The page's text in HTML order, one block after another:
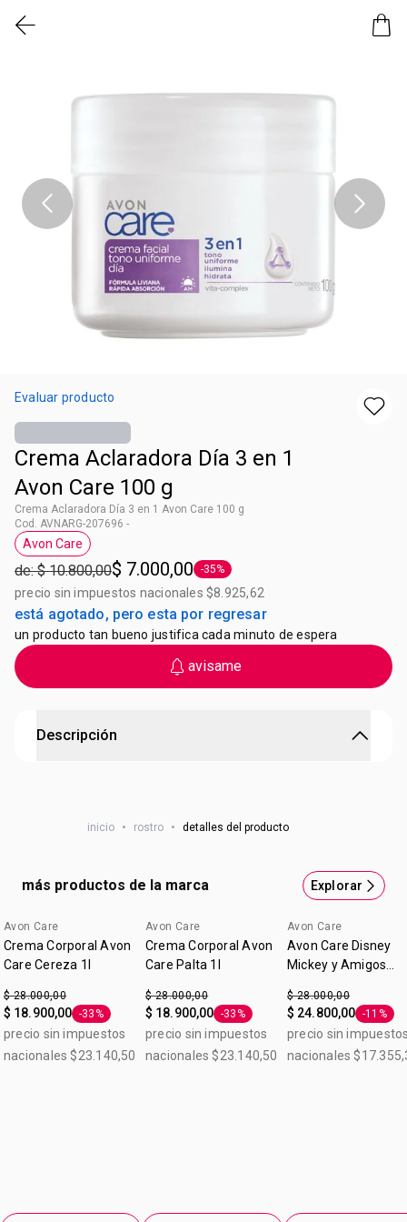
Evaluar producto
Crema Aclaradora Día 3 en 1
Avon Care 100 g
Crema Aclaradora Día 3 en 1 Avon Care 100 g
Cod. AVNARG-207696 -
Etiqueta Avon Care
Avon Care
de: $ 10.800,00$ 7.000,00 Etiqueta -35%
-35%
precio sin impuestos nacionales $8.925,62
está agotado, pero esta por regresar
un producto tan bueno justifica cada minuto de espera
avisame
Descripción
grasosa y de absorción rápida. Complementá tu rutina de
inicio • rostro • detalles del producto
más productos de la marca Explorar
Avon Care
Crema Corporal Avon
Care Cereza 1l
$ 28.000,00
$ 18.900,00 Etiqueta -33%
-33%
precio sin impuestos
nacionales $23.140,50
Avon Care
Crema Corporal Avon
Care Palta 1l
$ 28.000,00
$ 18.900,00 Etiqueta -33%
-33%
precio sin impuestos
nacionales $23.140,50
Lo nuevo
Avon Care
Avon Care Disney
Mickey y Amigos
Corporal 1 L
$ 28.000,00
$ 24.800,00 Etiqueta
-11%
precio sin
nacionales